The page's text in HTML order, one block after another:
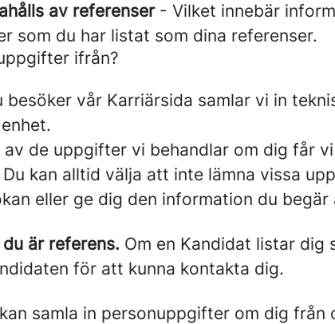
av referenser- Vilket innebär
som du har listat som dina referenser.
ifrån?
besöker vår Karriärsida samlar vi in
av de uppgifter vi behandlar om dig får
kan alltid välja att inte lämna vissa
eller ge dig den information du
är referens. Om en Kandidat listar dig
för att kunna kontakta dig.
samla in personuppgifter om dig